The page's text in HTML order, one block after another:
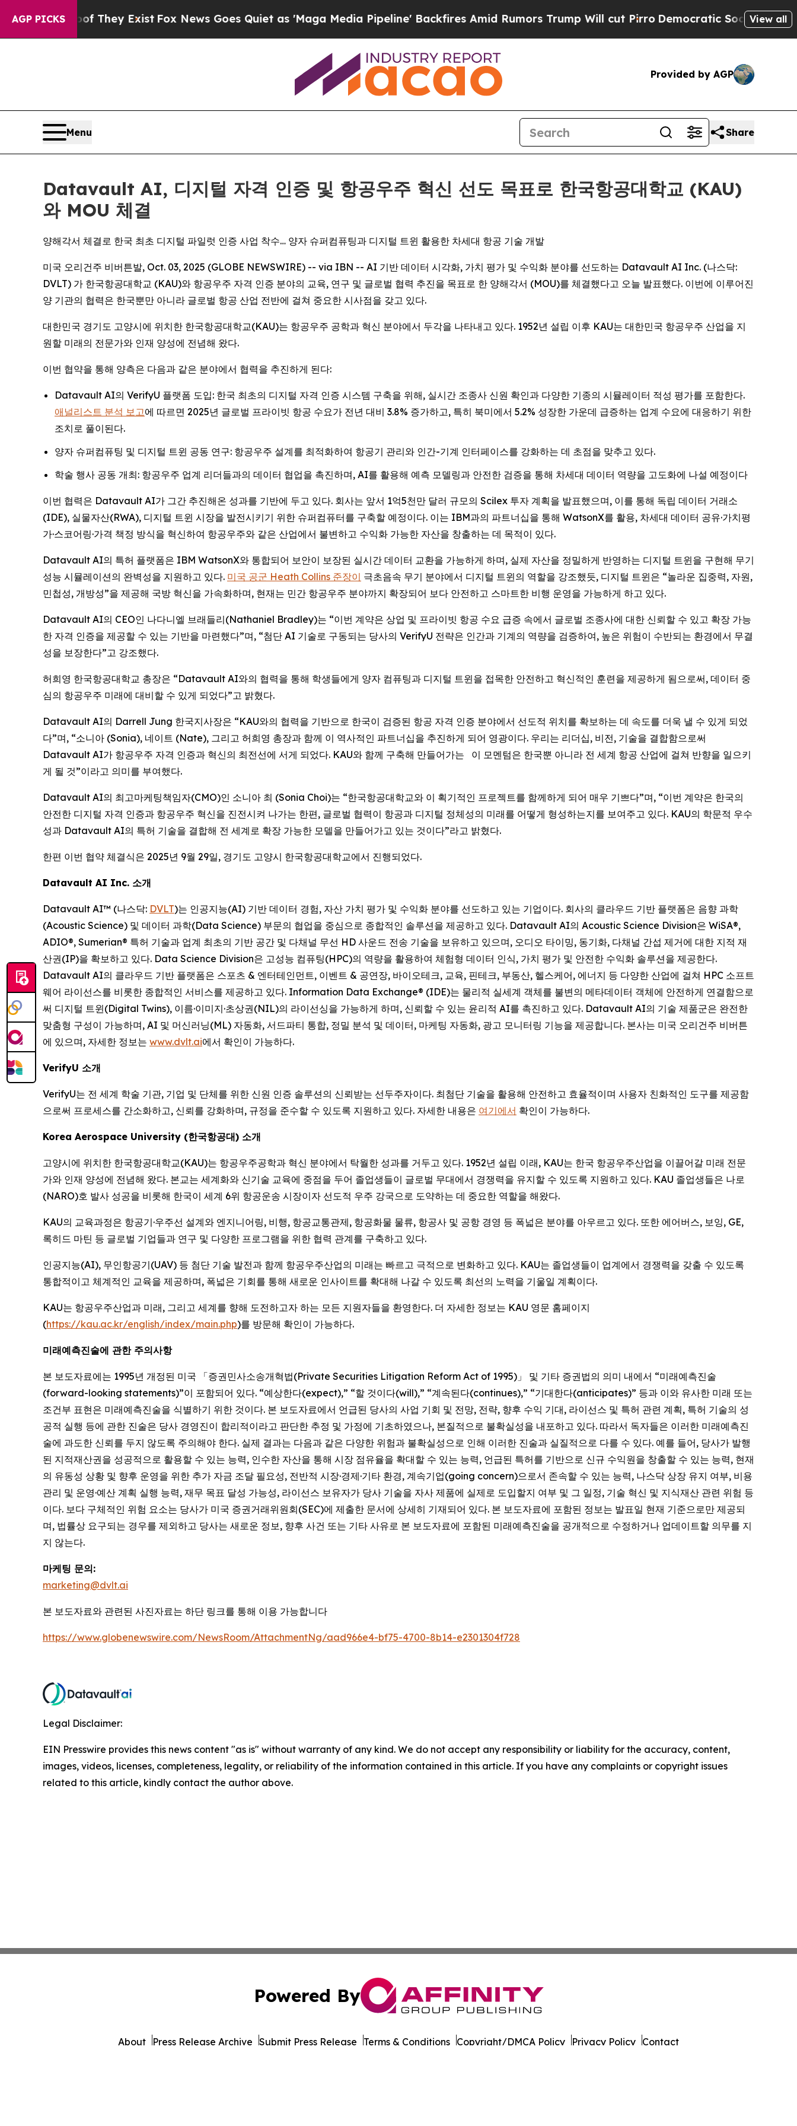
AGP PICKS
They ExistFox News Goes Quiet as 'Maga Media Pipeline' Backfires Amid Rumors Trump Will cut Pirro Democratic Socialists of AmericaView all
Provided by AGP
Menu Share
Datavault AI, 디지털 자격 인증 및 항공우주 혁신 선도 목표로 한국항공대학교 (KAU)
와 MOU 체결
양해각서 체결로 한국 최초 디지털 파일럿 인증 사업 착수… 양자 슈퍼컴퓨팅과 디지털 트윈 활용한 차세대 항공 기술 개발
미국 오리건주 비버튼발, Oct. 03, 2025 (GLOBE NEWSWIRE) -- via IBN -- AI 기반 데이터 시각화, 가치 평가 및 수익화 분야를 선도하는 Datavault AI Inc. (나스닥:
DVLT) 가 한국항공대학교 (KAU)와 항공우주 자격 인증 분야의 교육, 연구 및 글로벌 협력 추진을 목표로 한 양해각서 (MOU)를 체결했다고 오늘 발표했다. 이번에 이루어진
양 기관의 협력은 한국뿐만 아니라 글로벌 항공 산업 전반에 걸쳐 중요한 시사점을 갖고 있다.
대한민국 경기도 고양시에 위치한 한국항공대학교(KAU)는 항공우주 공학과 혁신 분야에서 두각을 나타내고 있다. 1952년 설립 이후 KAU는 대한민국 항공우주 산업을 지
원할 미래의 전문가와 인재 양성에 전념해 왔다.
이번 협약을 통해 양측은 다음과 같은 분야에서 협력을 추진하게 된다:
Datavault AI의 VerifyU 플랫폼 도입: 한국 최초의 디지털 자격 인증 시스템 구축을 위해, 실시간 조종사 신원 확인과 다양한 기종의 시뮬레이터 적성 평가를 포함한다.
애널리스트 분석 보고에 따르면 2025년 글로벌 프라이빗 항공 수요가 전년 대비 3.8% 증가하고, 특히 북미에서 5.2% 성장한 가운데 급증하는 업계 수요에 대응하기 위한
조치로 풀이된다.
양자 슈퍼컴퓨팅 및 디지털 트윈 공동 연구: 항공우주 설계를 최적화하여 항공기 관리와 인간-기계 인터페이스를 강화하는 데 초점을 맞추고 있다.
학술 행사 공동 개최: 항공우주 업계 리더들과의 데이터 협업을 촉진하며, AI를 활용해 예측 모델링과 안전한 검증을 통해 차세대 데이터 역량을 고도화에 나설 예정이다
이번 협력은 Datavault AI가 그간 추진해온 성과를 기반에 두고 있다. 회사는 앞서 1억5천만 달러 규모의 Scilex 투자 계획을 발표했으며, 이를 통해 독립 데이터 거래소
(IDE), 실물자산(RWA), 디지털 트윈 시장을 발전시키기 위한 슈퍼컴퓨터를 구축할 예정이다. 이는 IBM과의 파트너십을 통해 WatsonX를 활용, 차세대 데이터 공유·가치평
가·스코어링·가격 책정 방식을 혁신하여 항공우주와 같은 산업에서 불변하고 수익화 가능한 자산을 창출하는 데 목적이 있다.
Datavault AI의 특허 플랫폼은 IBM WatsonX와 통합되어 보안이 보장된 실시간 데이터 교환을 가능하게 하며, 실제 자산을 정밀하게 반영하는 디지털 트윈을 구현해 무기
성능 시뮬레이션의 완벽성을 지원하고 있다. 미국 공군 Heath Collins 준장이 극초음속 무기 분야에서 디지털 트윈의 역할을 강조했듯, 디지털 트윈은 “놀라운 집중력, 자원,
민첩성, 개방성”을 제공해 국방 혁신을 가속화하며, 현재는 민간 항공우주 분야까지 확장되어 보다 안전하고 스마트한 비행 운영을 가능하게 하고 있다.
Datavault AI의 CEO인 나다니엘 브래들리(Nathaniel Bradley)는 “이번 계약은 상업 및 프라이빗 항공 수요 급증 속에서 글로벌 조종사에 대한 신뢰할 수 있고 확장 가능
한 자격 인증을 제공할 수 있는 기반을 마련했다”며, “첨단 AI 기술로 구동되는 당사의 VerifyU 전략은 인간과 기계의 역량을 검증하여, 높은 위험이 수반되는 환경에서 무결
성을 보장한다”고 강조했다.
허희영 한국항공대학교 총장은 “Datavault AI와의 협력을 통해 학생들에게 양자 컴퓨팅과 디지털 트윈을 접목한 안전하고 혁신적인 훈련을 제공하게 됨으로써, 데이터 중
심의 항공우주 미래에 대비할 수 있게 되었다”고 밝혔다.
Datavault AI의 Darrell Jung 한국지사장은 “KAU와의 협력을 기반으로 한국이 검증된 항공 자격 인증 분야에서 선도적 위치를 확보하는 데 속도를 더욱 낼 수 있게 되었
다”며, “소니아 (Sonia), 네이트 (Nate), 그리고 허희영 총장과 함께 이 역사적인 파트너십을 추진하게 되어 영광이다. 우리는 리더십, 비전, 기술을 결합함으로써
Datavault AI가 항공우주 자격 인증과 혁신의 최전선에 서게 되었다. KAU와 함께 구축해 만들어가는 이 모멘텀은 한국뿐 아니라 전 세계 항공 산업에 걸쳐 반향을 일으키
게 될 것”이라고 의미를 부여했다.
Datavault AI의 최고마케팅책임자(CMO)인 소니아 최 (Sonia Choi)는 “한국항공대학교와 이 획기적인 프로젝트를 함께하게 되어 매우 기쁘다”며, “이번 계약은 한국의
안전한 디지털 자격 인증과 항공우주 혁신을 진전시켜 나가는 한편, 글로벌 협력이 항공과 디지털 정체성의 미래를 어떻게 형성하는지를 보여주고 있다. KAU의 학문적 우수
성과 Datavault AI의 특허 기술을 결합해 전 세계로 확장 가능한 모델을 만들어가고 있는 것이다”라고 밝혔다.
한편 이번 협약 체결식은 2025년 9월 29일, 경기도 고양시 한국항공대학교에서 진행되었다.
Datavault AI Inc. 소개
Datavault AI™ (나스닥: DVLT)는 인공지능(AI) 기반 데이터 경험, 자산 가치 평가 및 수익화 분야를 선도하고 있는 기업이다. 회사의 클라우드 기반 플랫폼은 음향 과학
(Acoustic Science) 및 데이터 과학(Data Science) 부문의 협업을 중심으로 종합적인 솔루션을 제공하고 있다. Datavault AI의 Acoustic Science Division은 WiSA®,
ADIO®, Sumerian® 특허 기술과 업계 최초의 기반 공간 및 다채널 무선 HD 사운드 전송 기술을 보유하고 있으며, 오디오 타이밍, 동기화, 다채널 간섭 제거에 대한 지적 재
산권(IP)을 확보하고 있다. Data Science Division은 고성능 컴퓨팅(HPC)의 역량을 활용하여 체험형 데이터 인식, 가치 평가 및 안전한 수익화 솔루션을 제공한다.
Datavault AI의 클라우드 기반 플랫폼은 스포츠 & 엔터테인먼트, 이벤트 & 공연장, 바이오테크, 교육, 핀테크, 부동산, 헬스케어, 에너지 등 다양한 산업에 걸쳐 HPC 소프트
웨어 라이선스를 비롯한 종합적인 서비스를 제공하고 있다. Information Data Exchange® (IDE)는 물리적 실세계 객체를 불변의 메타데이터 객체에 안전하게 연결함으로
써 디지털 트윈(Digital Twins), 이름·이미지·초상권(NIL)의 라이선싱을 가능하게 하며, 신뢰할 수 있는 윤리적 AI를 촉진하고 있다. Datavault AI의 기술 제품군은 완전한
맞춤형 구성이 가능하며, AI 및 머신러닝(ML) 자동화, 서드파티 통합, 정밀 분석 및 데이터, 마케팅 자동화, 광고 모니터링 기능을 제공합니다. 본사는 미국 오리건주 비버튼
에 있으며, 자세한 정보는 www.dvlt.ai에서 확인이 가능하다.
VerifyU 소개
VerifyU는 전 세계 학술 기관, 기업 및 단체를 위한 신원 인증 솔루션의 신뢰받는 선두주자이다. 최첨단 기술을 활용해 안전하고 효율적이며 사용자 친화적인 도구를 제공함
으로써 프로세스를 간소화하고, 신뢰를 강화하며, 규정을 준수할 수 있도록 지원하고 있다. 자세한 내용은 여기에서 확인이 가능하다.
Korea Aerospace University (한국항공대) 소개
고양시에 위치한 한국항공대학교(KAU)는 항공우주공학과 혁신 분야에서 탁월한 성과를 거두고 있다. 1952년 설립 이래, KAU는 한국 항공우주산업을 이끌어갈 미래 전문
가와 인재 양성에 전념해 왔다. 본교는 세계화와 신기술 교육에 중점을 두어 졸업생들이 글로벌 무대에서 경쟁력을 유지할 수 있도록 지원하고 있다. KAU 졸업생들은 나로
(NARO)호 발사 성공을 비롯해 한국이 세계 6위 항공운송 시장이자 선도적 우주 강국으로 도약하는 데 중요한 역할을 해왔다.
KAU의 교육과정은 항공기·우주선 설계와 엔지니어링, 비행, 항공교통관제, 항공화물 물류, 항공사 및 공항 경영 등 폭넓은 분야를 아우르고 있다. 또한 에어버스, 보잉, GE,
록히드 마틴 등 글로벌 기업들과 연구 및 다양한 프로그램을 위한 협력 관계를 구축하고 있다.
인공지능(AI), 무인항공기(UAV) 등 첨단 기술 발전과 함께 항공우주산업의 미래는 빠르고 극적으로 변화하고 있다. KAU는 졸업생들이 업계에서 경쟁력을 갖출 수 있도록
통합적이고 체계적인 교육을 제공하며, 폭넓은 기회를 통해 새로운 인사이트를 확대해 나갈 수 있도록 최선의 노력을 기울일 계획이다.
KAU는 항공우주산업과 미래, 그리고 세계를 향해 도전하고자 하는 모든 지원자들을 환영한다. 더 자세한 정보는 KAU 영문 홈페이지
(https://kau.ac.kr/english/index/main.php)를 방문해 확인이 가능하다.
미래예측진술에 관한 주의사항
본 보도자료에는 1995년 개정된 미국 「증권민사소송개혁법(Private Securities Litigation Reform Act of 1995)」 및 기타 증권법의 의미 내에서 “미래예측진술
(forward-looking statements)”이 포함되어 있다. “예상한다(expect),” “할 것이다(will),” “계속된다(continues),” “기대한다(anticipates)” 등과 이와 유사한 미래 또는
조건부 표현은 미래예측진술을 식별하기 위한 것이다. 본 보도자료에서 언급된 당사의 사업 기회 및 전망, 전략, 향후 수익 기대, 라이선스 및 특허 관련 계획, 특허 기술의 성
공적 실행 등에 관한 진술은 당사 경영진이 합리적이라고 판단한 추정 및 가정에 기초하였으나, 본질적으로 불확실성을 내포하고 있다. 따라서 독자들은 이러한 미래예측진
술에 과도한 신뢰를 두지 않도록 주의해야 한다. 실제 결과는 다음과 같은 다양한 위험과 불확실성으로 인해 이러한 진술과 실질적으로 다를 수 있다. 예를 들어, 당사가 발행
된 지적재산권을 성공적으로 활용할 수 있는 능력, 인수한 자산을 통해 시장 점유율을 확대할 수 있는 능력, 언급된 특허를 기반으로 신규 수익원을 창출할 수 있는 능력, 현재
의 유동성 상황 및 향후 운영을 위한 추가 자금 조달 필요성, 전반적 시장·경제·기타 환경, 계속기업(going concern)으로서 존속할 수 있는 능력, 나스닥 상장 유지 여부, 비용
관리 및 운영·예산 계획 실행 능력, 재무 목표 달성 가능성, 라이선스 보유자가 당사 기술을 자사 제품에 실제로 도입할지 여부 및 그 일정, 기술 혁신 및 지식재산 관련 위험 등
이다. 보다 구체적인 위험 요소는 당사가 미국 증권거래위원회(SEC)에 제출한 문서에 상세히 기재되어 있다. 본 보도자료에 포함된 정보는 발표일 현재 기준으로만 제공되
며, 법률상 요구되는 경우를 제외하고 당사는 새로운 정보, 향후 사건 또는 기타 사유로 본 보도자료에 포함된 미래예측진술을 공개적으로 수정하거나 업데이트할 의무를 지
지 않는다.
마케팅 문의:
marketing@dvlt.ai
본 보도자료와 관련된 사진자료는 하단 링크를 통해 이용 가능합니다
https://www.globenewswire.com/NewsRoom/AttachmentNg/aad966e4-bf75-4700-8b14-e2301304f728
Legal Disclaimer:
EIN Presswire provides this news content "as is" without warranty of any kind. We do not accept any responsibility or liability for the accuracy, content,
images, videos, licenses, completeness, legality, or reliability of the information contained in this article. If you have any complaints or copyright issues
related to this article, kindly contact the author above.
Powered By
About Press Release Archive Submit Press Release Terms & Conditions Copyright/DMCA Policy Privacy Policy Contact